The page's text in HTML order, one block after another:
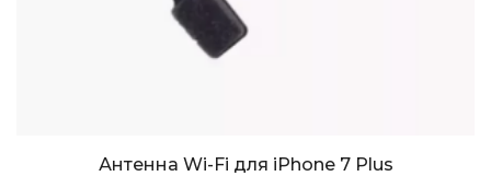
Антенна Wi-Fi для iPhone 7 Plus